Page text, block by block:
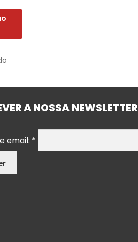
A NOSSA NEWSLETTER
email: *